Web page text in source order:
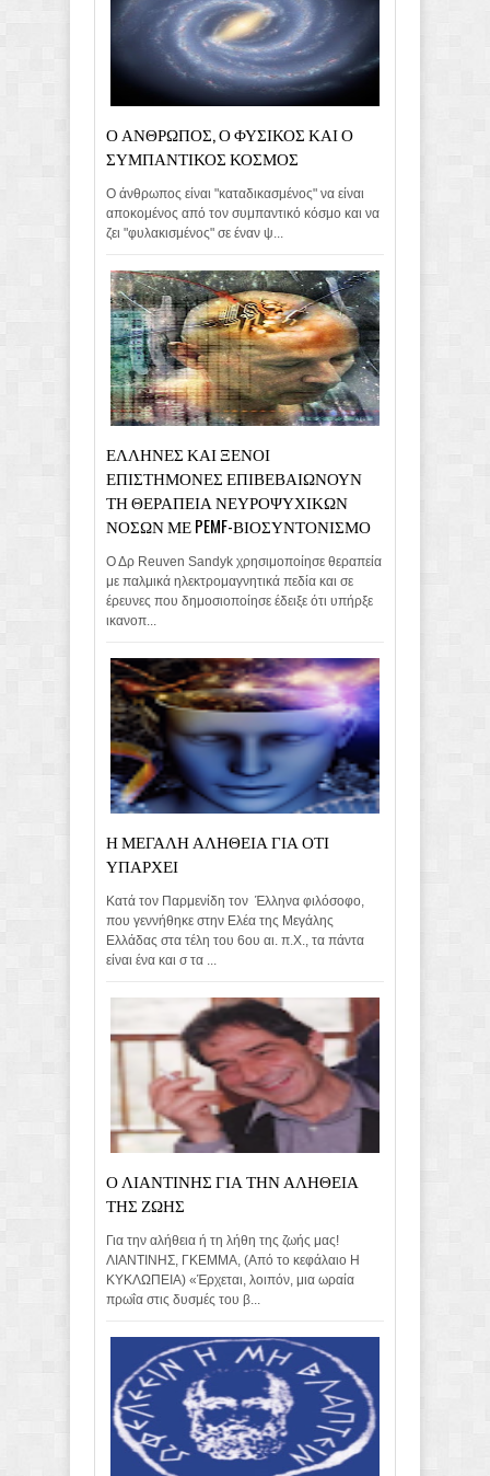
Ο ΑΝΘΡΩΠΟΣ, Ο ΦΥΣΙΚΟΣ ΚΑΙ Ο
ΣΥΜΠΑΝΤΙΚΟΣ ΚΟΣΜΟΣ
Ο άνθρωπος είναι "καταδικασμένος" να είναι
αποκομένος από τον συμπαντικό κόσμο και να
ζει "φυλακισμένος" σε έναν ψ...
ΕΛΛΗΝΕΣ ΚΑΙ ΞΕΝΟΙ
ΕΠΙΣΤΗΜΟΝΕΣ ΕΠΙΒΕΒΑΙΩΝΟΥΝ
ΤΗ ΘΕΡΑΠΕΙΑ ΝΕΥΡΟΨΥΧΙΚΩΝ
ΝΟΣΩΝ ΜΕ PEMF-ΒΙΟΣΥΝΤΟΝΙΣΜΟ
Ο Δρ Reuven Sandyk χρησιμοποίησε θεραπεία
με παλμικά ηλεκτρομαγνητικά πεδία και σε
έρευνες που δημοσιοποίησε έδειξε ότι υπήρξε
ικανοπ...
Η ΜΕΓΑΛΗ ΑΛΗΘΕΙΑ ΓΙΑ ΟΤΙ
ΥΠΑΡΧΕΙ
Κατά τον Παρμενίδη τον Έλληνα φιλόσοφο,
που γεννήθηκε στην Ελέα της Μεγάλης
Ελλάδας στα τέλη του 6ου αι. π.Χ., τα πάντα
είναι ένα και σ τα ...
Ο ΛΙΑΝΤΙΝΗΣ ΓΙΑ ΤΗΝ ΑΛΗΘΕΙΑ
ΤΗΣ ΖΩΗΣ
Για την αλήθεια ή τη λήθη της ζωής μας!
ΛΙΑΝΤΙΝΗΣ, ΓΚΕΜΜΑ, (Από το κεφάλαιο Η
ΚΥΚΛΩΠΕΙΑ) «Έρχεται, λοιπόν, μια ωραία
πρωΐα στις δυσμές του β...